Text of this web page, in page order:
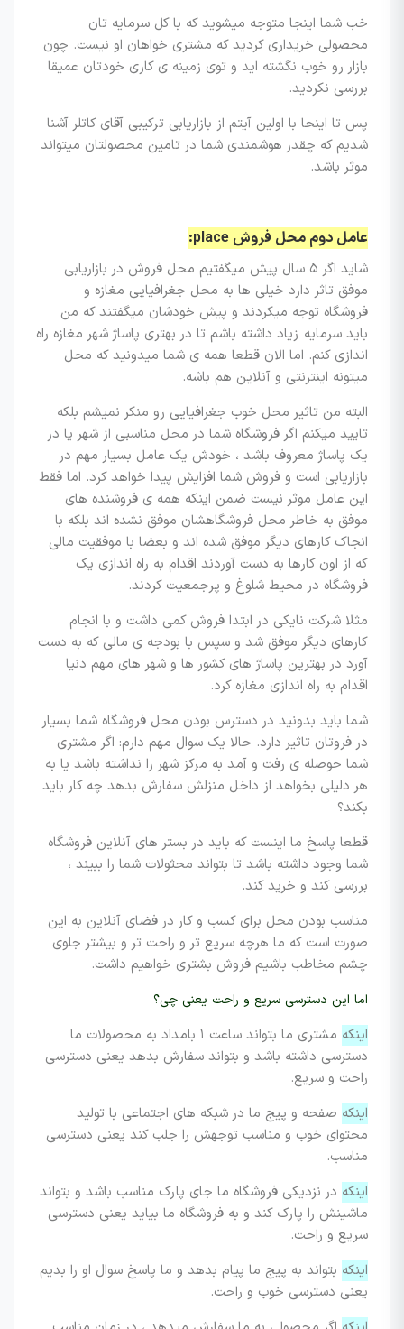
خب شما اینجا متوجه میشوید که با کل سرمایه تان
محصولی خریداری کردید که مشتری خواهان او نیست. چون
بازار رو خوب نگشته اید و توی زمینه ی کاری خودتان عمیقا
بررسی نکردید.
پس تا اینحا با اولین آیتم از بازاریابی ترکیبی آقای کاتلر آشنا
شدیم که چقدر هوشمندی شما در تامین محصولتان میتواند
موثر باشد.
عامل دوم محل فروش place:
شاید اگر ۵ سال پیش میگفتیم محل فروش در بازاریابی
موفق تاثر دارد خیلی ها به محل جغرافیایی مغازه و
فروشگاه توجه میکردند و پیش خودشان میگفتند که من
باید سرمایه زیاد داشته باشم تا در بهتری پاساژ شهر مغازه راه
اندازی کنم. اما الان قطعا همه ی شما میدونید که محل
میتونه اینترنتی و آنلاین هم باشه.
البته من تاثیر محل خوب جغرافیایی رو منکر نمیشم بلکه
تایید میکنم اگر فروشگاه شما در محل مناسبی از شهر یا در
یک پاساژ معروف باشد ، خودش یک عامل بسیار مهم در
بازاریابی است و فروش شما افزایش پیدا خواهد کرد. اما فقط
این عامل موثر نیست ضمن اینکه همه ی فروشنده های
موفق به خاطر محل فروشگاهشان موفق نشده اند بلکه با
انجاک کارهای دیگر موفق شده اند و بعضا با موفقیت مالی
که از اون کارها به دست آوردند اقدام به راه اندازی یک
فروشگاه در محیط شلوغ و پرجمعیت کردند.
مثلا شرکت نایکی در ابتدا فروش کمی داشت و با انجام
کارهای دیگر موفق شد و سپس با بودجه ی مالی که به دست
آورد در بهترین پاساژ های کشور ها و شهر های مهم دنیا
اقدام به راه اندازی مغازه کرد.
شما باید بدونید در دسترس بودن محل فروشگاه شما بسیار
در فروتان تاثیر دارد. حالا یک سوال مهم دارم: اگر مشتری
شما حوصله ی رفت و آمد به مرکز شهر را نداشته باشد یا به
هر دلیلی بخواهد از داخل منزلش سفارش بدهد چه کار باید
بکند؟
قطعا پاسخ ما اینست که باید در بستر های آنلاین فروشگاه
شما وجود داشته باشد تا بتواند محثولات شما را ببیند ،
بررسی کند و خرید کند.
مناسب بودن محل برای کسب و کار در فضای آنلاین به این
صورت است که ما هرچه سریع تر و راحت تر و بیشتر جلوی
چشم مخاطب باشیم فروش بشتری خواهیم داشت.
اما این دسترسی سریع و راحت یعنی چی؟
اینکه
مشتری ما بتواند ساعت ۱ بامداد به محصولات ما
دسترسی داشته باشد و بتواند سفارش بدهد یعنی دسترسی
راحت و سریع.
اینکه صفحه و پیج ما در شبکه های اجتماعی با تولید
محتوای خوب و مناسب توجهش را جلب کند یعنی دسترسی
مناسب.
اینکه در نزدیکی فروشگاه ما جای پارک مناسب باشد و بتواند
ماشینش را پارک کند و به فروشگاه ما بیاید یعنی دسترسی
سریع و راحت.
اینکه بتواند به پیج ما پیام بدهد و ما پاسخ سوال او را بدیم
یعنی دسترسی خوب و راحت.